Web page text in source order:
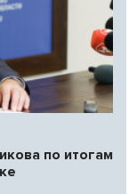
по итогам